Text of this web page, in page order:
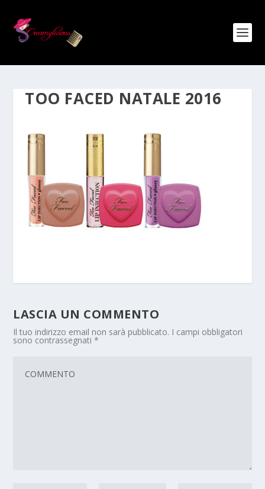
TOO FACED NATALE 2016
LASCIA UN COMMENTO
Il tuo indirizzo email non sarà pubblicato. I campi obbligatori
sono contrassegnati*